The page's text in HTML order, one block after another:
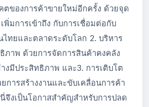
ของการค้าขายใหม่อีกครั้ง ด้วยจุด
พิ่มการเข้าถึง กับการเชื่อมต่อกับ
ทยและตลาดระดับโลก 2. บริหาร
ภาพ ด้วยการจัดการสินค้าคงคลัง
งมีประสิทธิภาพ และ3. การเติบโต
การสร้างงานและขับเคลื่อนการค้า
จึงเป็นโอกาสสำคัญสำหรับการปลด